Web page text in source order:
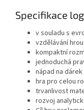
Specifikace
v souladu s
vzdělávání hrou
kompaktní
jednoduchá
nápad na dárek
hra pro celou
trvanlivost
rozvoj